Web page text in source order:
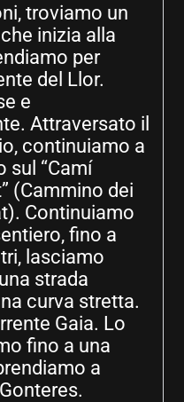
troviamo un
inizia alla
per
del Llor.
e
Attraversato il
continuiamo a
sul “Camí
(Cammino dei
Continuiamo
fino a
lasciamo
strada
curva stretta.
Gaia. Lo
fino a una
a